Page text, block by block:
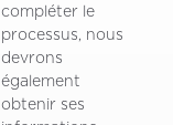
compléter le
processus, nous
devrons
également
obtenir ses